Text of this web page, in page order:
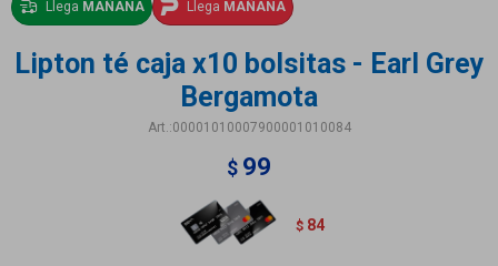
Llega MAÑANA Llega MAÑANA
Lipton té caja x10 bolsitas - Earl Grey
Bergamota
00001010007900001010084
$ 99
$ 84